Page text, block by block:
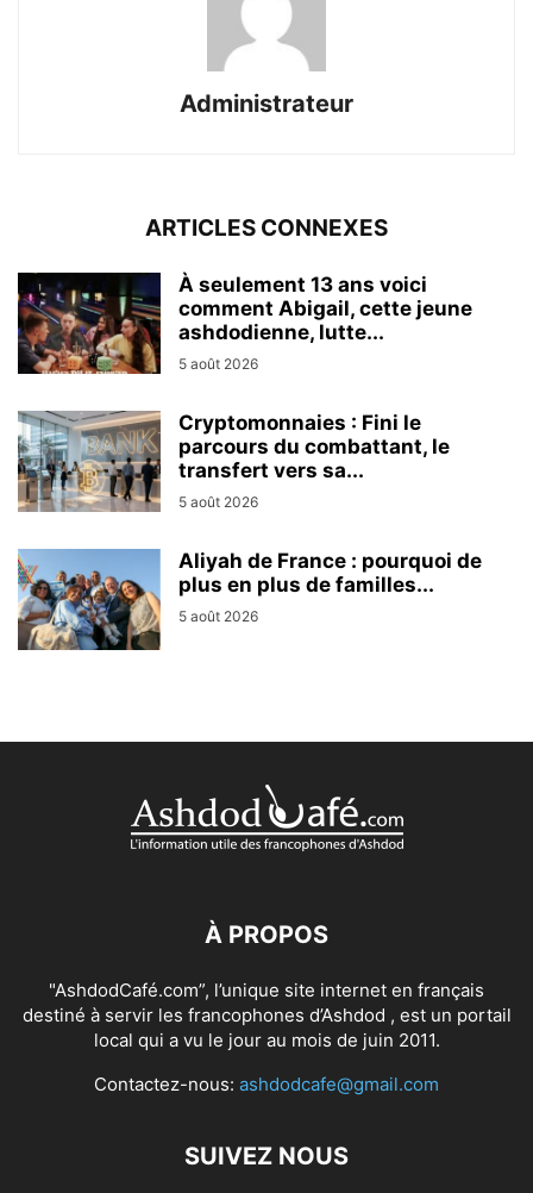
Administrateur
ARTICLES CONNEXES
À seulement 13 ans voici
comment Abigail, cette jeune
ashdodienne, lutte...
5 août 2026
Cryptomonnaies : Fini le
parcours du combattant, le
transfert vers sa...
5 août 2026
Aliyah de France : pourquoi de
plus en plus de familles...
5 août 2026
À PROPOS
"AshdodCafé.com”, l’unique site internet en français
destiné à servir les francophones d’Ashdod , est un portail
local qui a vu le jour au mois de juin 2011.
Contactez-nous: ashdodcafe@gmail.com
SUIVEZ NOUS